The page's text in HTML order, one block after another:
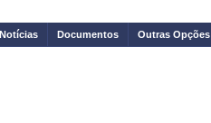
Notícias Documentos Outras Opções